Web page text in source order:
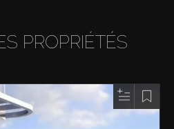
PROPRIÉTÉS